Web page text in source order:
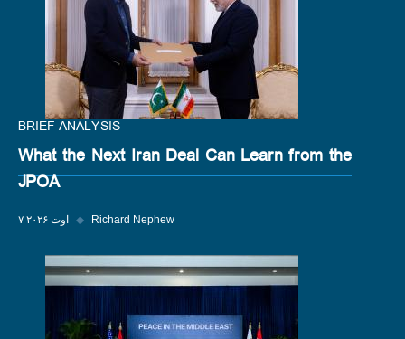
BRIEF ANALYSIS
What the Next Iran Deal Can Learn from the
JPOA
۷ اوت ۲۰۲۶ ◆ Richard Nephew